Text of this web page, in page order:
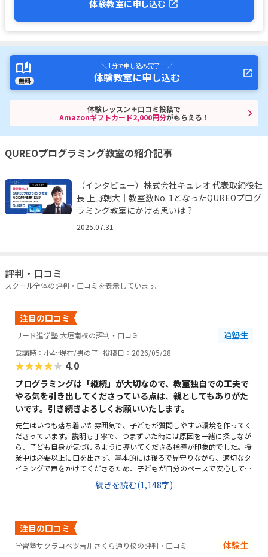
体験教室に申し込む
無料
＼ 1分で申し込み完了！ ／
体験教室に申し込む
体験レッスン＋口コミ投稿で
Amazonギフトカード2,000円分がもらえる！
QUREOプログラミング教室の紹介記事
（インタビュー）株式会社キュレオ 代表取締役社
長 上野朝大｜教室数No. 1となったQUREOプログ
ラミング教室にかける思いは？
2025.07.31
評判・口コミ
スクール全体の評判・口コミを表示しています。
注目の口コミ
リード進学塾 大垣南校の評判・口コミ 通塾生
受講時：小4~現在/男の子 投稿日：2026/05/28
★★★★★ 4.0
プログラミングは「継続」が大切なので、教室独自での工夫で
やる気を引き出してくださっている点は、親としてもありがた
いです。引き続きよろしくお願いいたします。
先生はいつも落ち着いた雰囲気で、子どもが質問しやすい環境を作ってく
ださっています。説明も丁寧で、つまずいた時には原因を一緒に探しなが
ら、子ども自身が気づけるように導いてくださる指導が印象的でした。授
業中は必要以上に口を出さず、基本的には後ろで見守りながら、適切なタ
イミングで声をかけてくださるため、子どもが自分のペースで安心して取
り組めています。カリキュラムの細かな内容まではまだ把握しきれていま
せんが、教室独自の進捗シートがとても分かりやすく作られており、「今
日はどこまで進んだか」が一目で確認できる仕組みになっています。子ど
も自身も「今日はここまで進んだよ」と嬉しそうに教えてくれるので、学
習の見える化がしっかりできていると感じます。さらに、各ステップの先
には「このあたりでどの検定レベルを目指せるか」といった目安も書かれ
ており、今どの段階にいて、どこに向かっているのかが親にも分かりやす
続きを読む(1,148字)
注目の口コミ
学習塾サクラコベツ吉川さくら通り校の評判・口コミ 体験生